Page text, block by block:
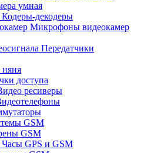
умная
Кодеры-декодеры
Микрофоны видеокамер
Передатчики
няня
доступа
ресиверы
GSM
GSM
Часы GPS и GSM